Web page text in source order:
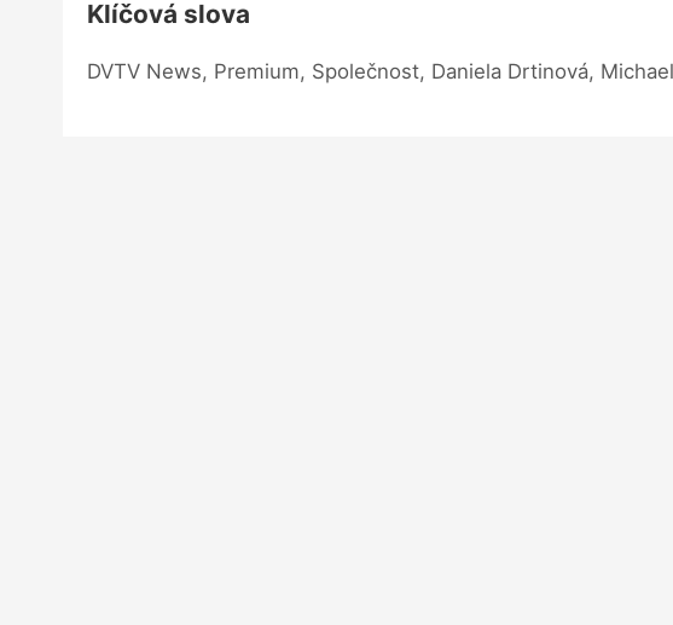
Klíčová slova
DVTV News, Premium, Společnost, Daniela Drtinová,